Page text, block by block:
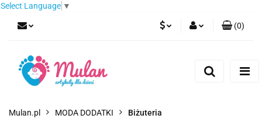
Select Language ▼
(0)
Mulan.pl MODA DODATKI Biżuteria